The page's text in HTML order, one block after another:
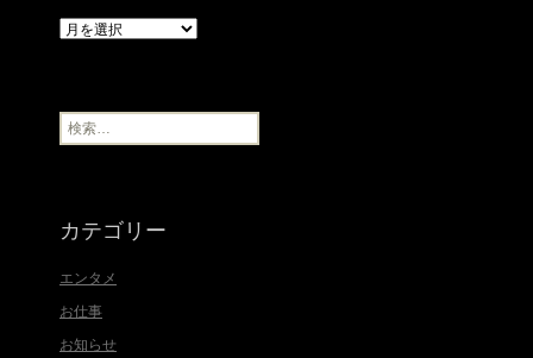
ア
ブ
検
索
カテゴリー
エンタメ
お仕事
お知らせ